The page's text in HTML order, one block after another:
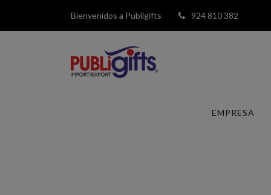
Bienvenidos a Publigifts 924 810 382
EMPRESA